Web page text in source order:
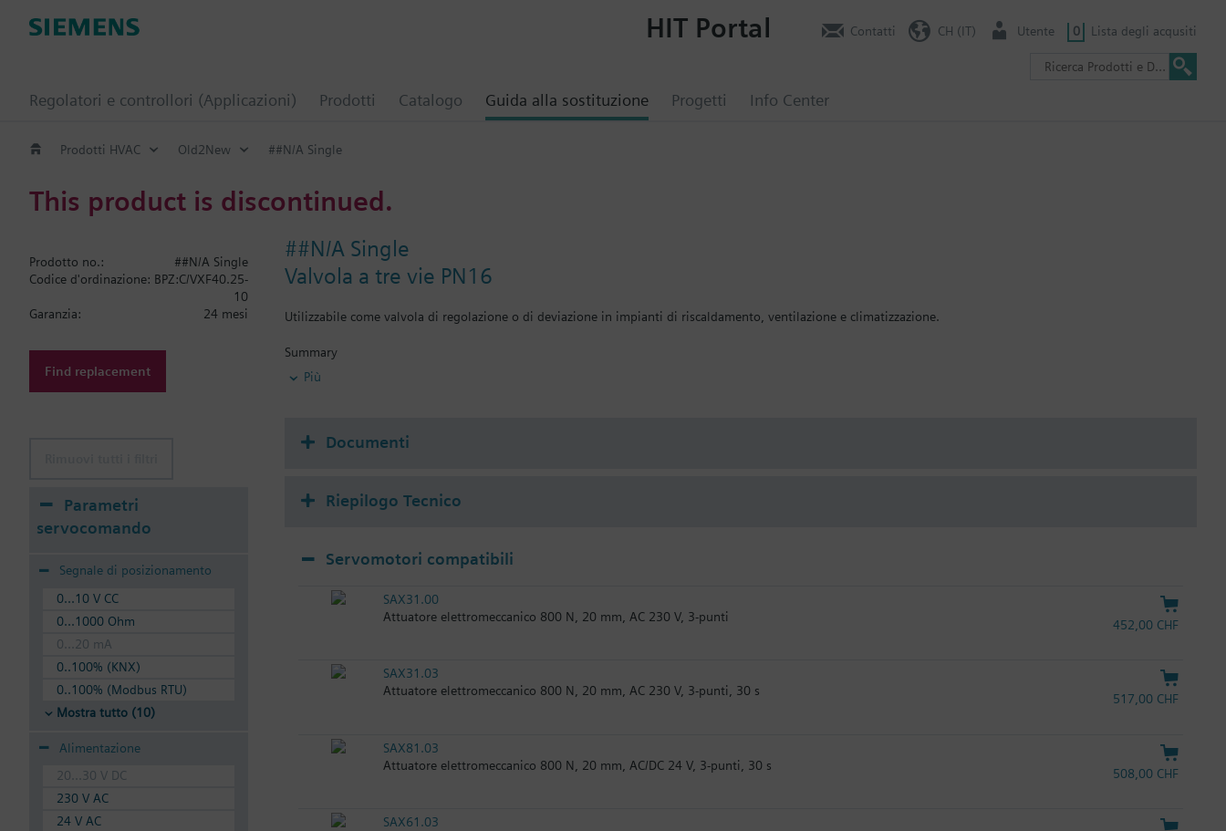
Regolatori e controllori (Applicazioni) Prodotti Catalogo Guida alla sostituzione Progetti Info Center
HIT Portal Contatti CH (IT) Utente 0 Lista degli acqusiti
Prodotti HVAC Old2New ##N/A Single
This product is discontinued.
##N/A Single
Valvola a tre vie PN16
Utilizzabile come valvola di regolazione o di deviazione in impianti di riscaldamento, ventilazione e climatizzazione.
Summary
Valvole a due o tre vie con attacchi flangiati
Più
Prodotto no.:
##N/A Single
Codice d'ordinazione: BPZ:C/VXF40.25-
10
Garanzia:
24 mesi
Find replacement
Parametri
servocomando
Segnale di posizionamento
0...10 V CC
0...1000 Ohm
0...20 mA
0..100% (KNX)
0..100% (Modbus RTU)
Mostra tutto (10)
Alimentazione
20...30 V DC
230 V AC
24 V AC
Documenti
Riepilogo Tecnico
Servomotori compatibili
SAX31.00
Attuatore elettromeccanico 800 N, 20 mm, AC 230 V, 3-punti
452,00 CHF
SAX31.03
Attuatore elettromeccanico 800 N, 20 mm, AC 230 V, 3-punti, 30 s
517,00 CHF
SAX81.03
Attuatore elettromeccanico 800 N, 20 mm, AC/DC 24 V, 3-punti, 30 s
508,00 CHF
SAX61.03